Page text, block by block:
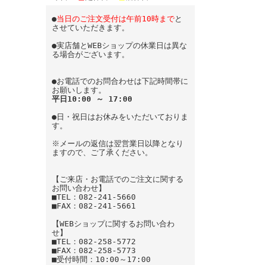
飲みきりサイズ
●当日のご注文受付は午前10時までと
させていただきます。
●実店舗とWEBショップの休業日は異な
る場合がございます。
●お電話でのお問合わせは下記時間帯に
お願いします。
平日10:00 ～ 17:00
●日・祝日はお休みをいただいておりま
す。
※メールの返信は翌営業日以降となり
ますので、ご了承ください。
【ご来店・お電話でのご注文に関する
お問い合わせ】
■TEL：082-241-5660
■FAX：082-241-5661
【WEBショップに関するお問い合わ
せ】
■TEL：082-258-5772
■FAX：082-258-5773
■受付時間：10:00～17:00